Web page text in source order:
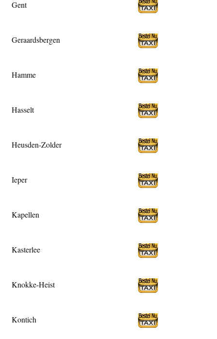
Gent
Geraardsbergen
Hamme
Hasselt
Heusden-Zolder
Ieper
Kapellen
Kasterlee
Knokke-Heist
Kontich